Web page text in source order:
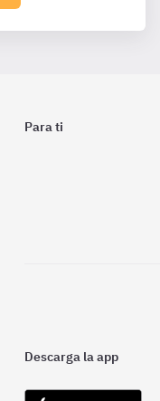
Para ti
Descarga la app